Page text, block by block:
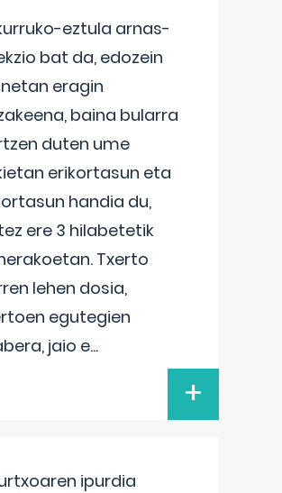
eztula arnas-
bat da, edozein
eragin
baina bularra
duten ume
erikortasun eta
handia du,
ere 3 hilabetetik
Txerto
lehen dosia,
egutegien
jaio e...
+
ipurdia